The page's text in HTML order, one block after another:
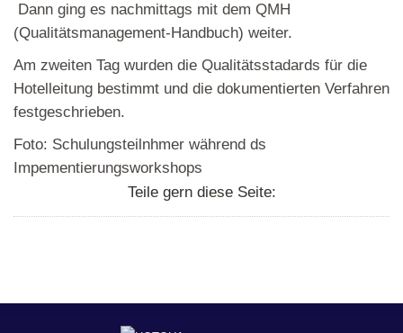
Dann ging es nachmittags mit dem QMH
(Qualitätsmanagement-Handbuch) weiter.
Am zweiten Tag wurden die Qualitätsstadards für die
Hotelleitung bestimmt und die dokumentierten Verfahren
festgeschrieben.
Foto: Schulungsteilnhmer während ds
Impementierungsworkshops
Teile gern diese Seite: